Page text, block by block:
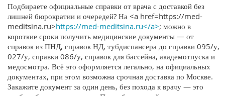
Подбираете официальные справки от врача с доставкой без
лишней бюрократии и очередей? На <a href=https://med-
meditsina.ru>https://med-meditsina.ru</a>; можно в
короткие сроки получить медицинские документы — от
справок из ПНД, справок НД, тубдиспансера до справки 095/у,
027/у, справки 086/у, справок для бассейна, академотпуска и
медосмотра. Всё это оформляется легально, на официальных
документах, при этом возможна срочная доставка по Москве.
Закажите документ за один день, без похода к врачу — это